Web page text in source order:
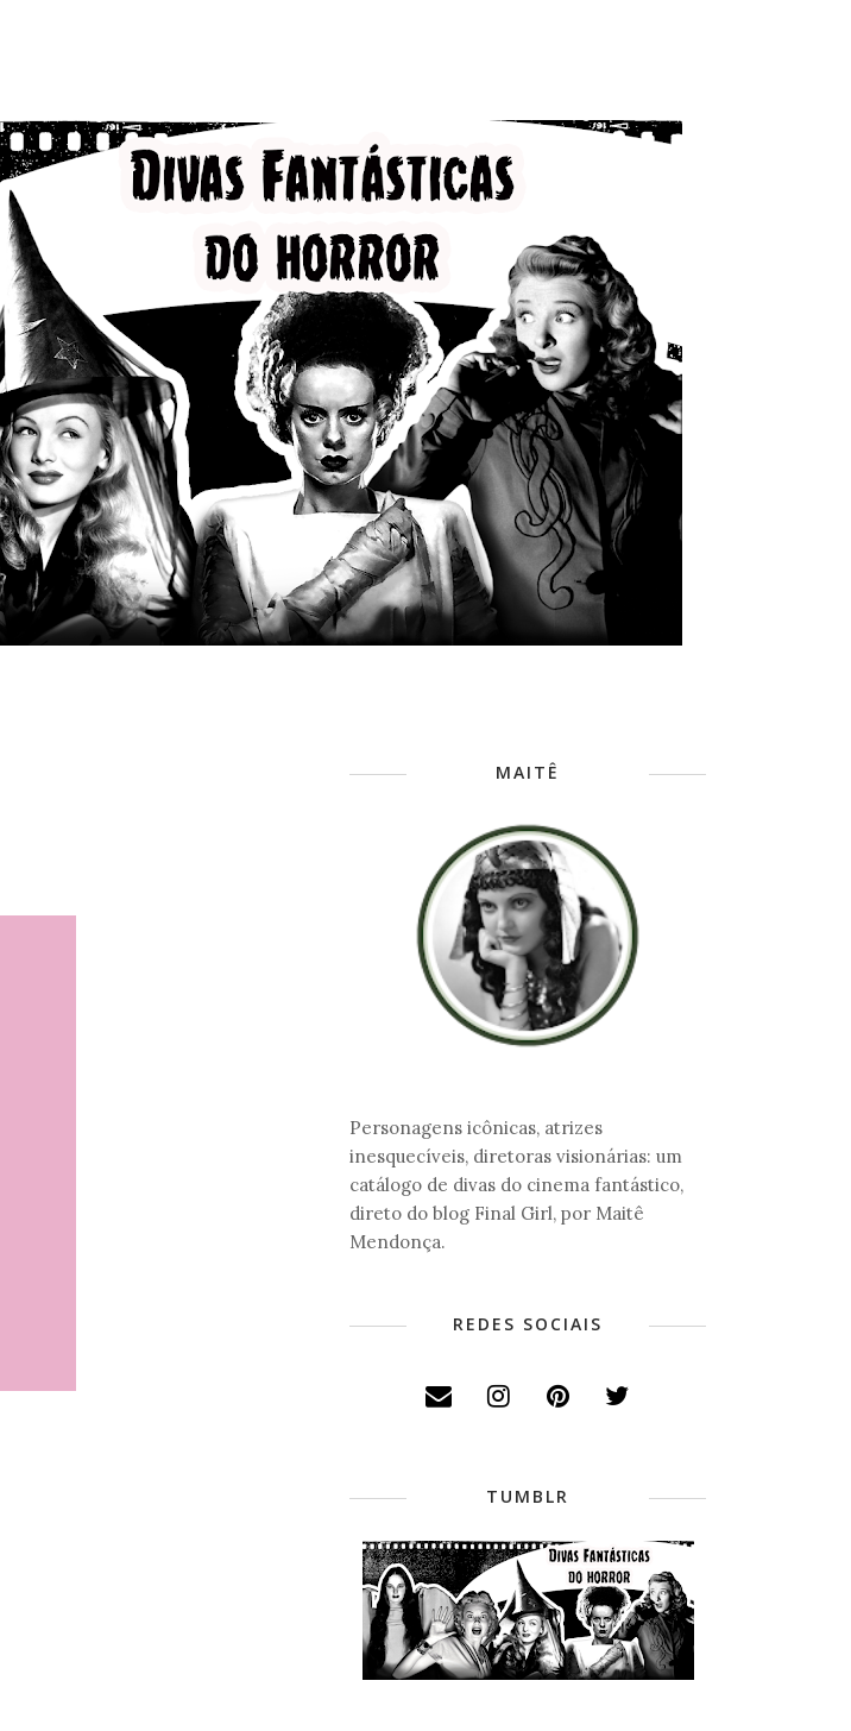
MAITÊ
Personagens icônicas, atrizes
inesquecíveis, diretoras visionárias: um
catálogo de divas do cinema fantástico,
direto do blog Final Girl, por Maitê
Mendonça.
REDES SOCIAIS
TUMBLR